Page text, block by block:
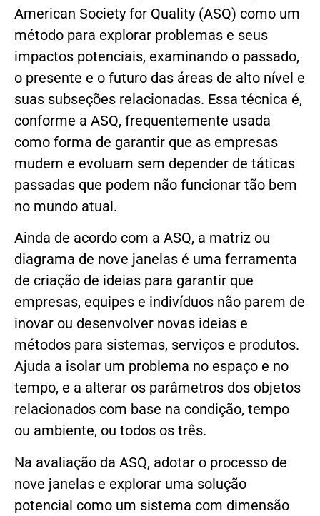
American Society for Quality (ASQ) como um
método para explorar problemas e seus
impactos potenciais, examinando o passado,
o presente e o futuro das áreas de alto nível e
suas subseções relacionadas. Essa técnica é,
conforme a ASQ, frequentemente usada
como forma de garantir que as empresas
mudem e evoluam sem depender de táticas
passadas que podem não funcionar tão bem
no mundo atual.
Ainda de acordo com a ASQ, a matriz ou
diagrama de nove janelas é uma ferramenta
de criação de ideias para garantir que
empresas, equipes e indivíduos não parem de
inovar ou desenvolver novas ideias e
métodos para sistemas, serviços e produtos.
Ajuda a isolar um problema no espaço e no
tempo, e a alterar os parâmetros dos objetos
relacionados com base na condição, tempo
ou ambiente, ou todos os três.
Na avaliação da ASQ, adotar o processo de
nove janelas e explorar uma solução
potencial como um sistema com dimensão